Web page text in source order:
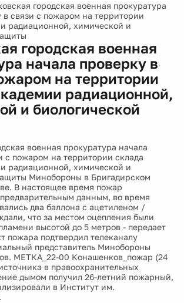
городская военная прокуратура
в связи с пожаром на территории
радиационной, химической и
городская военная
начала проверку в
на территории
радиационной,
и биологической
военная прокуратура начала
с пожаром на территории склада
радиационной, химической и
Минобороны в Бригадирском
В настоящее время пожар
данным, во время
два баллона с ацетиленом /
что за местом оцепления были
высотой до 5 метров - передает
пожара подтвердил телеканалу
представитель Минобороны
МЕТКА_22-00 Конашенков_пожар (24
в правоохранительных
дымом получил 26-летний пожарный,
в Институт им.